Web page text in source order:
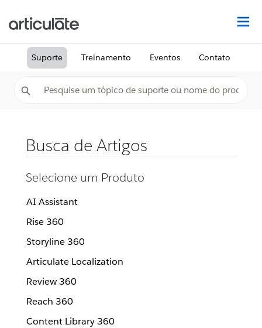
Suporte Treinamento Eventos Contato
Busca de Artigos
Selecione um Produto
AI Assistant
Rise 360
Storyline 360
Articulate Localization
Review 360
Reach 360
Content Library 360